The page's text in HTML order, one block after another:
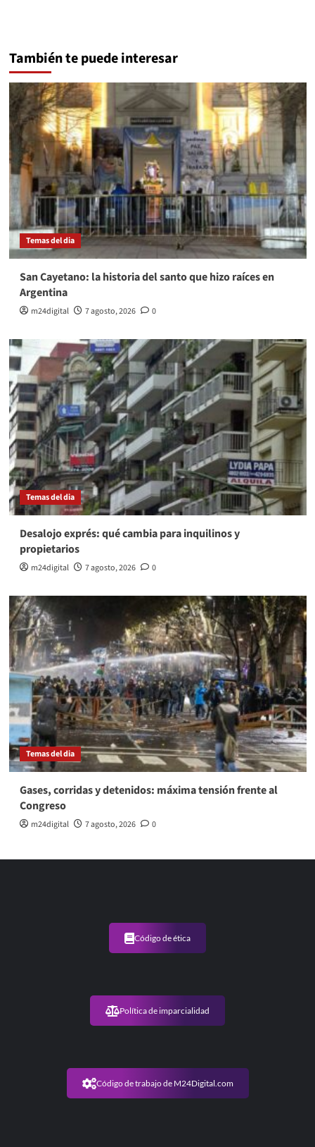
También te puede interesar
Temas del dia
San Cayetano: la historia del santo que hizo raíces en
Argentina
m24digital 7 agosto, 2026 0
Temas del dia
Desalojo exprés: qué cambia para inquilinos y
propietarios
m24digital 7 agosto, 2026 0
Temas del dia
Gases, corridas y detenidos: máxima tensión frente al
Congreso
m24digital 7 agosto, 2026 0
Código de ética
Política de imparcialidad
Código de trabajo de M24Digital.com